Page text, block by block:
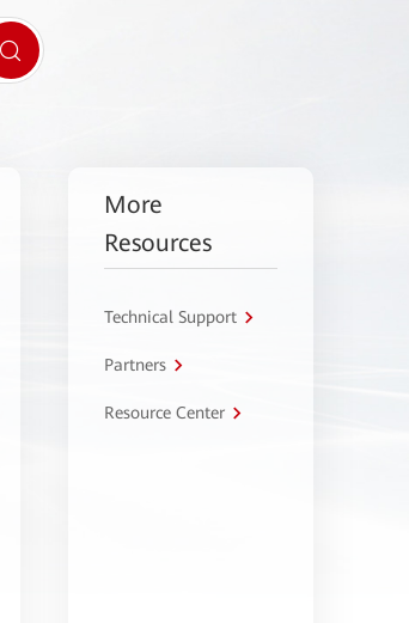
More
Resources
Technical Support
Partners
Resource Center